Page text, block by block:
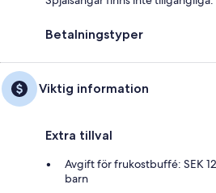
Betalningstyper
Viktig information
Extra tillval
Avgift för frukostbuffé: SEK
barn